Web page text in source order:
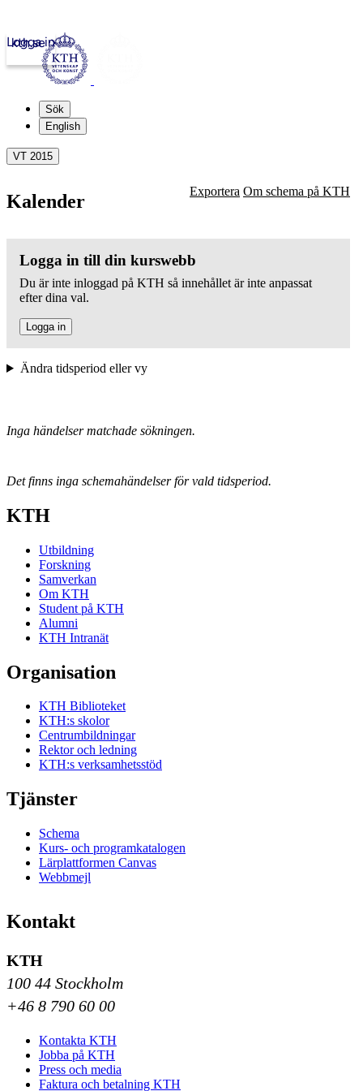
kth.se
Logga in
Sök
English
VT 2015
Kalender Exportera Om schema på KTH
Logga in till din kurswebb
Du är inte inloggad på KTH så innehållet är inte anpassat
efter dina val.
Logga in
Ändra tidsperiod eller vy
Inga händelser matchade sökningen.
Det finns inga schemahändelser för vald tidsperiod.
KTH
Utbildning
Forskning
Samverkan
Om KTH
Student på KTH
Alumni
KTH Intranät
Organisation
KTH Biblioteket
KTH:s skolor
Centrumbildningar
Rektor och ledning
KTH:s verksamhetsstöd
Tjänster
Schema
Kurs- och programkatalogen
Lärplattformen Canvas
Webbmejl
Kontakt
KTH
100 44 Stockholm
+46 8 790 60 00
Kontakta KTH
Jobba på KTH
Press och media
Faktura och betalning KTH